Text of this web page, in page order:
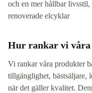
och en mer hållbar
renoverade elcyklar
Hur rankar vi
Vi rankar våra produkter
tillgänglighet, bästsäljare,
när det gäller kvalitet.